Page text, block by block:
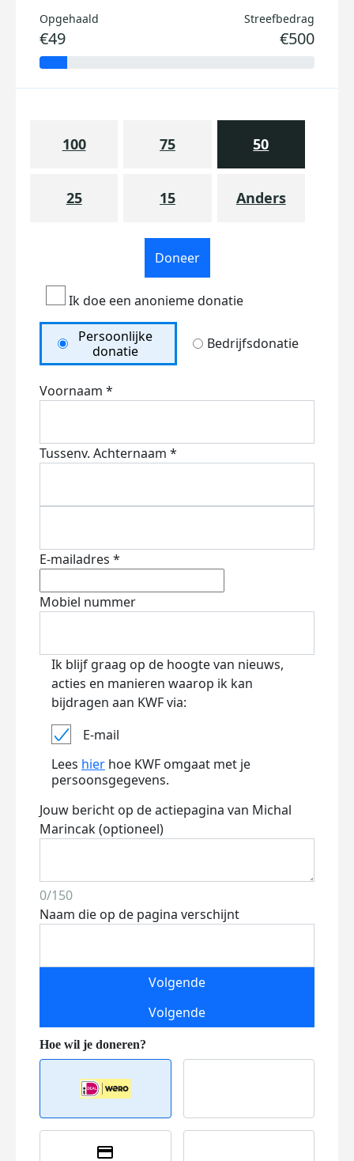
Opgehaald
€49
Streefbedrag
€500
100 75 50
25 15 Anders
Doneer
Ik doe een anonieme donatie
Persoonlijke
donatie
Bedrijfsdonatie
Voornaam *
Tussenv. Achternaam *
E-mailadres *
Mobiel nummer
Ik blijf graag op de hoogte van nieuws,
acties en manieren waarop ik kan
bijdragen aan KWF via:
E-mail
Lees hier hoe KWF omgaat met je
persoonsgegevens.
Jouw bericht op de actiepagina van Michal
Marincak (optioneel)
0/150
Naam die op de pagina verschijnt
Volgende
Volgende